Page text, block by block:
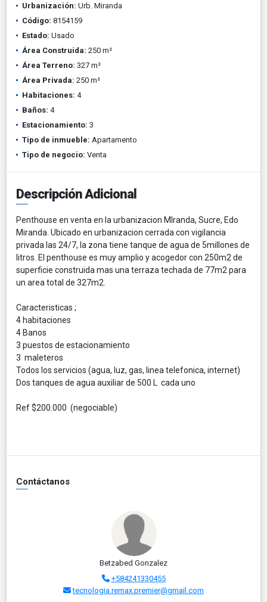
Urbanización: Urb. Miranda
Código: 8154159
Estado: Usado
Área Construida: 250 m²
Área Terreno: 327 m²
Área Privada: 250 m²
Habitaciones: 4
Baños: 4
Estacionamiento: 3
Tipo de inmueble: Apartamento
Tipo de negocio: Venta
Descripción Adicional
Penthouse en venta en la urbanizacion MIranda, Sucre, Edo
Miranda. Ubicado en urbanizacion cerrada con vigilancia
privada las 24/7, la zona tiene tanque de agua de 5millones de
litros. El penthouse es muy amplio y acogedor con 250m2 de
superficie construida mas una terraza techada de 77m2 para
un area total de 327m2.
Caracteristicas ;
4 habitaciones
4 Banos
3 puestos de estacionamiento
3 maleteros
Todos los servicios (agua, luz, gas, linea telefonica, internet)
Dos tanques de agua auxiliar de 500 L cada uno
Ref $200.000 (negociable)
Contáctanos
Betzabed Gonzalez
+584241330455
tecnologia.remax.premier@gmail.com